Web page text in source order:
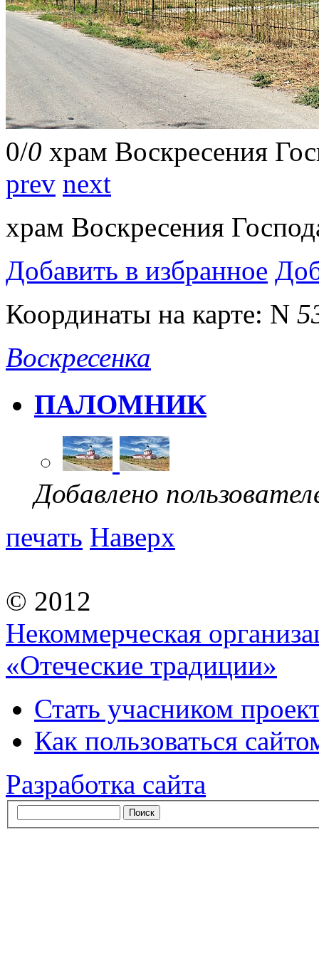
0/0 храм Воскресения
prev next
храм Воскресения
Добавить в избранное
Координаты на карте: N
Воскресенка
ПАЛОМНИК
Добавлено
печать Наверх
© 2012
Некоммерческая
«Отеческие традиции»
Стать учасником
Как пользоваться
Разработка сайта